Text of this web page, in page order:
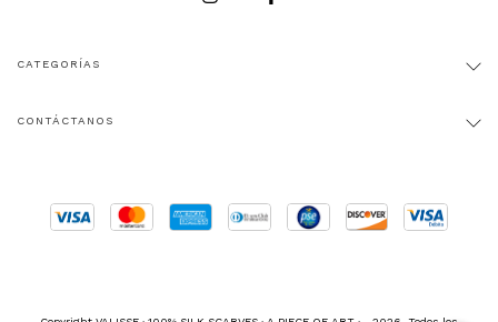
CATEGORÍAS
CONTÁCTANOS